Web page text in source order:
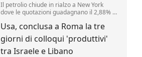
Il petrolio chiude in rialzo a New York
dove le quotazioni guadagnano il 2,88% a
Usa, conclusa a Roma la tre
giorni di colloqui 'produttivi'
tra Israele e Libano